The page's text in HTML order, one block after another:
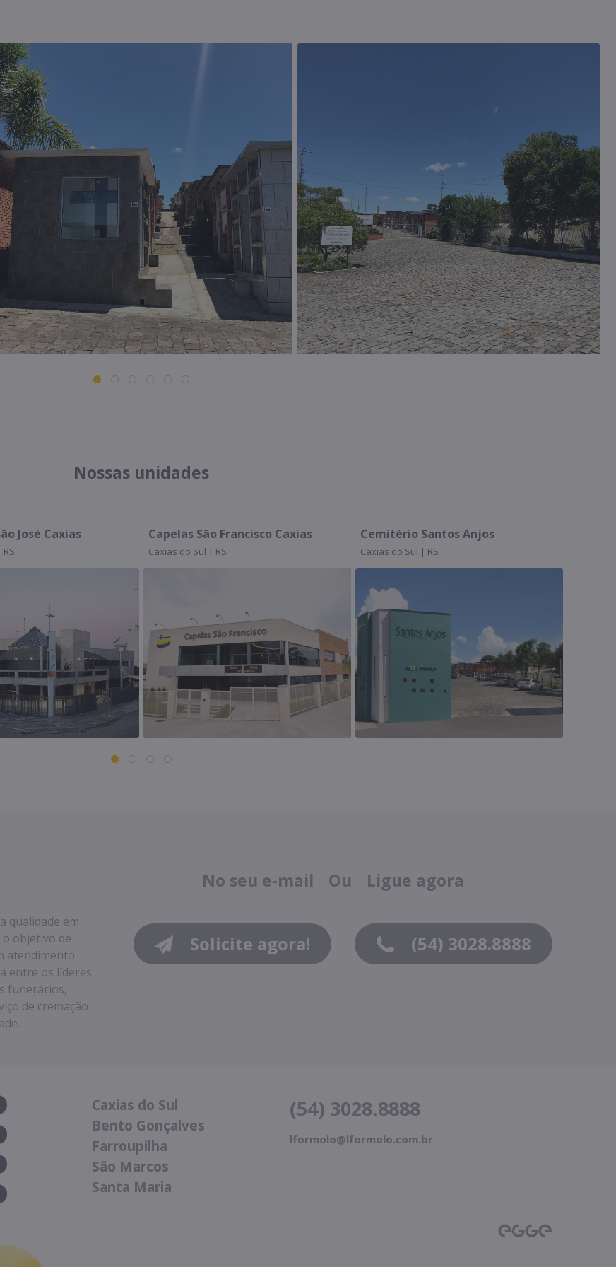
Nossas unidades
Capelas São Francisco Caxias Cemitério Santos Anjos Assistprev | Unidade
qualidade em
objetivo de
atendimento
entre os líderes
funerários,
de cremação
No seu e-mail Ou Ligue agora
Solicite agora! (54) 3028.8888
Caxias do Sul
Bento Gonçalves
Farroupilha
São Marcos
Santa Maria
(54) 3028.8888
lformolo@lformolo.com.br